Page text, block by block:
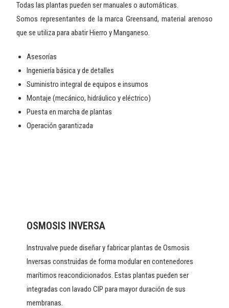
Todas las plantas pueden ser manuales o automáticas.
Somos representantes de la marca Greensand, material arenoso
que se utiliza para abatir Hierro y Manganeso.
Asesorías
Ingeniería básica y de detalles
Suministro integral de equipos e insumos
Montaje (mecánico, hidráulico y eléctrico)
Puesta en marcha de plantas
Operación garantizada
OSMOSIS INVERSA
Instruvalve puede diseñar y fabricar plantas de Osmosis
Inversas construidas de forma modular en contenedores
marítimos reacondicionados. Estas plantas pueden ser
integradas con lavado CIP para mayor duración de sus
membranas.